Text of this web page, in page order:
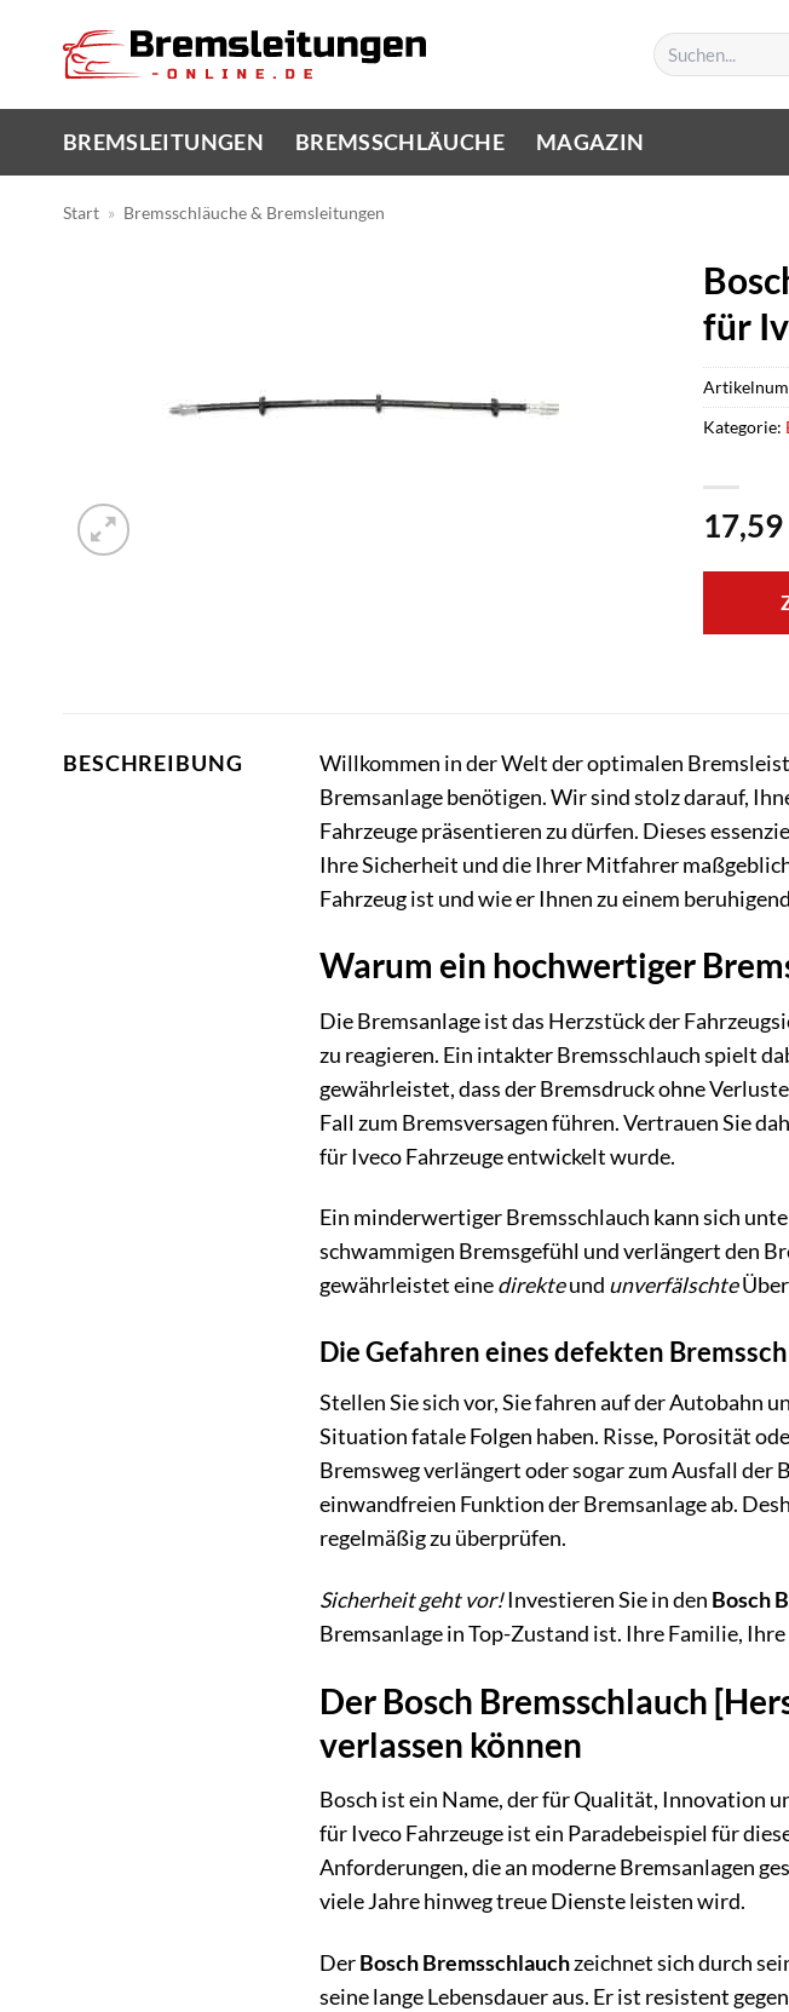
springen
Suchen
nach:
BREMSLEITUNGEN BREMSSCHLÄUCHE MAGAZIN
Start » Bremsschläuche & Bremsleitungen
für
17,59
Kategorie:
BESCHREIBUNG
Willkommen in der Welt der optimalen
Bremsanlage benötigen. Wir sind stolz darauf,
Fahrzeuge präsentieren zu dürfen. Dieses
Ihre Sicherheit und die Ihrer Mitfahrer
Fahrzeug ist und wie er Ihnen zu einem
Warum ein hochwertiger
Die Bremsanlage ist das Herzstück der
zu reagieren. Ein intakter Bremsschlauch spielt
gewährleistet, dass der Bremsdruck ohne
Fall zum Bremsversagen führen. Vertrauen Sie
für Iveco Fahrzeuge entwickelt wurde.
Ein minderwertiger Bremsschlauch kann sich
schwammigen Bremsgefühl und verlängert den
gewährleistet einedirekteund unverfälschte
Die Gefahren eines defekten
Stellen Sie sich vor, Sie fahren auf der Autobahn
Situation fatale Folgen haben. Risse, Porosität
Bremsweg verlängert oder sogar zum Ausfall
einwandfreien Funktion der Bremsanlage ab.
regelmäßig zu überprüfen.
Sicherheit geht vor!Investieren Sie in den Bosch
Bremsanlage in Top-Zustand ist. Ihre Familie,
Der Bosch Bremsschlauch
verlassen können
Bosch ist ein Name, der für Qualität, Innovation
für Iveco Fahrzeuge ist ein Paradebeispiel für
Anforderungen, die an moderne Bremsanlagen
viele Jahre hinweg treue Dienste leisten wird.
DerBosch Bremsschlauchzeichnet sich durch
seine lange Lebensdauer aus. Er ist resistent